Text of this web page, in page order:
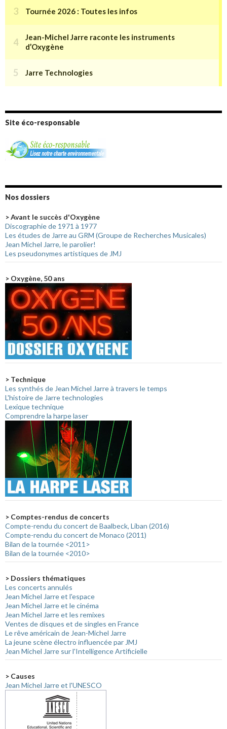
Site éco-responsable
Nos dossiers
> Avant le succès d'Oxygène
Discographie de 1971 à 1977
Les études de Jarre au GRM (Groupe de Recherches Musicales)
Jean Michel Jarre, le parolier!
Les pseudonymes artistiques de JMJ
> Oxygène, 50 ans
> Technique
Les synthés de Jean Michel Jarre à travers le temps
L'histoire de Jarre technologies
Lexique technique
Comprendre la harpe laser
> Comptes-rendus de concerts
Compte-rendu du concert de Baalbeck, Liban (2016)
Compte-rendu du concert de Monaco (2011)
Bilan de la tournée <2011>
Bilan de la tournée <2010>
> Dossiers thématiques
Les concerts annulés
Jean Michel Jarre et l'espace
Jean Michel Jarre et le cinéma
Jean Michel Jarre et les remixes
Ventes de disques et de singles en France
Le rêve américain de Jean-Michel Jarre
La jeune scène électro influencée par JMJ
Jean Michel Jarre sur l'Intelligence Artificielle
> Causes
Jean Michel Jarre et l'UNESCO